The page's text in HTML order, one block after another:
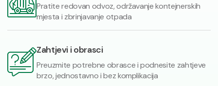
Pratite redovan odvoz, održavanje kontejnerskih
mjesta i zbrinjavanje otpada
Zahtjevi i obrasci
Preuzmite potrebne obrasce i podnesite zahtjeve
brzo, jednostavno i bez komplikacija